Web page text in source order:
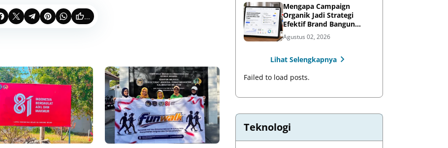
...
Mengapa Campaign
Organik Jadi Strategi
Efektif Brand Bangun
Awareness di Media Sosial
Agustus 02, 2026
Lihat Selengkapnya
Failed to load posts.
Teknologi